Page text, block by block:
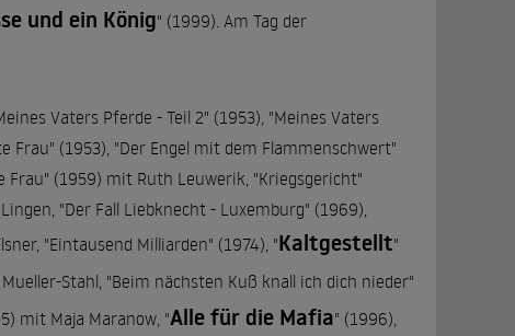
und ein König" (1999). Am Tag der
Vaters Pferde - Teil 2" (1953), "Meines Vaters
Frau" (1953), "Der Engel mit dem Flammenschwert"
Frau" (1959) mit Ruth Leuwerik, "Kriegsgericht"
"Der Fall Liebknecht - Luxemburg" (1969),
"Eintausend Milliarden" (1974), "Kaltgestellt"
Stahl, "Beim nächsten Kuß knall ich dich nieder"
mit Maja Maranow, "Alle für die Mafia" (1996),